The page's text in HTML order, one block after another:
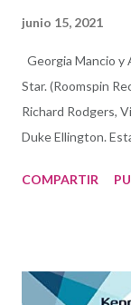
junio 15, 2021
Georgia Mancio
Star. (Roomspin
Richard Rodgers,
Duke Ellington.
hermosa y
musicoliteraria se
COMPARTIR